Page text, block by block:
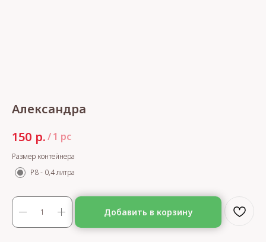
Александра
150 р./1 pc
Размер контейнера
Р8 - 0,4 литра
Добавить в корзину